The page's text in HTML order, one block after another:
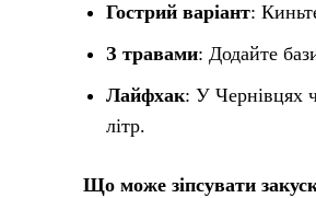
Гострий варіант:
З травами: Додайте
Лайфхак: У Чернівцях
літр.
Що може зіпсувати